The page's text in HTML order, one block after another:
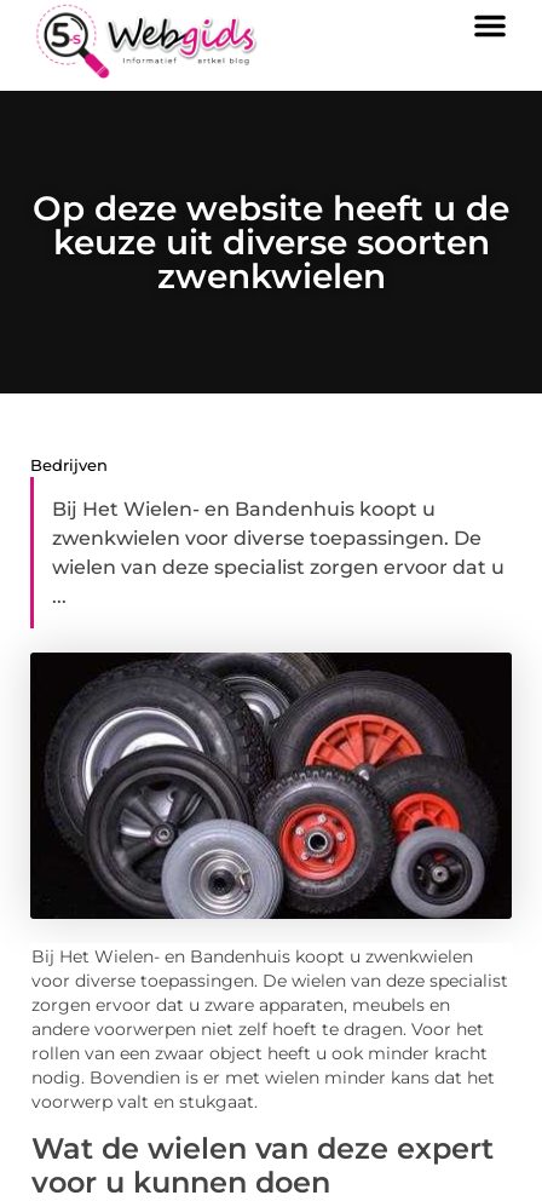
Op deze website heeft u de
keuze uit diverse soorten
zwenkwielen
Bedrijven
Bij Het Wielen- en Bandenhuis koopt u
zwenkwielen voor diverse toepassingen. De
wielen van deze specialist zorgen ervoor dat u
...
Bij Het Wielen- en Bandenhuis koopt u zwenkwielen
voor diverse toepassingen. De wielen van deze specialist
zorgen ervoor dat u zware apparaten, meubels en
andere voorwerpen niet zelf hoeft te dragen. Voor het
rollen van een zwaar object heeft u ook minder kracht
nodig. Bovendien is er met wielen minder kans dat het
voorwerp valt en stukgaat.
Wat de wielen van deze expert
voor u kunnen doen